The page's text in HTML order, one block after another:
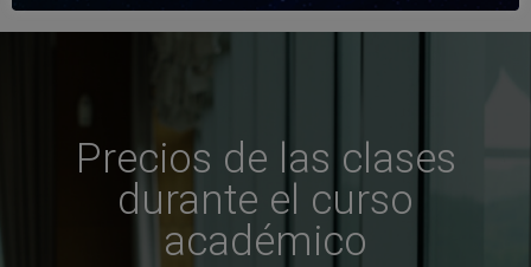
Precios de las clases
durante el curso
académico